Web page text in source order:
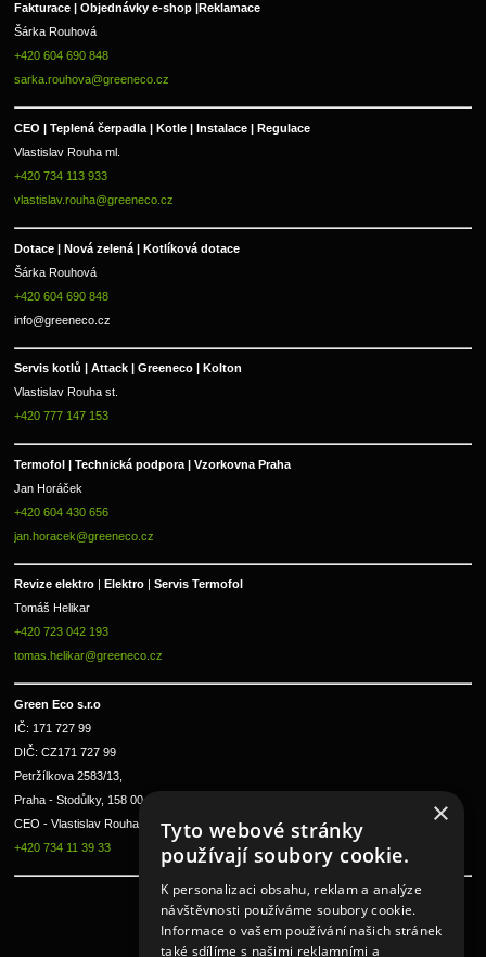
Fakturace | Objednávky e-shop |
Reklamace
Šárka Rouhová
+420 604 690 848
sarka.rouhova@greeneco.cz
CEO | Teplená čerpadla | Kotle | Instalace | Regulace
Vlastislav Rouha ml.
+420 734 113 933
vlastislav.rouha@greeneco.cz
Dotace | Nová zelená | Kotlíková dotace
Šárka Rouhová
+420 604 690 848
info@greeneco.cz
Servis kotlů | Attack | Greeneco | Kolton
Vlastislav Rouha st.
+420 777 147 153
Termofol | Technická podpora | Vzorkovna Praha
Jan Horáček
+420 604 430 656
jan.horacek@greeneco.cz
Revize elektro Elektro
Servis Termofol
Tomáš Helikar
+420 723 042 193
tomas.helikar@greeneco.cz
Green Eco s.r.o
IČ: 171 727 99
DIČ: CZ171 727 99
Petržílkova 2583/13,
Praha - Stodůlky, 158 00
CEO - Vlastislav Rouha ml.
+420 734 11 39 33
×
Tyto webové stránky
používají soubory cookie.
K personalizaci obsahu, reklam a analýze
návštěvnosti používáme soubory cookie.
Informace o vašem používání našich stránek
také sdílíme s našimi reklamními a